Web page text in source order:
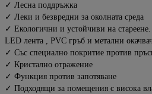
✓ Лесна поддръжка
✓ Леки и безвредни за околната среда
✓ Екологични и устойчиви на
LED лента , PVC гръб и метални
✓ Със специално покритие против
✓ Кристално отражение
✓ Функция против запотяване
✓ Подходящи за помещения с висока